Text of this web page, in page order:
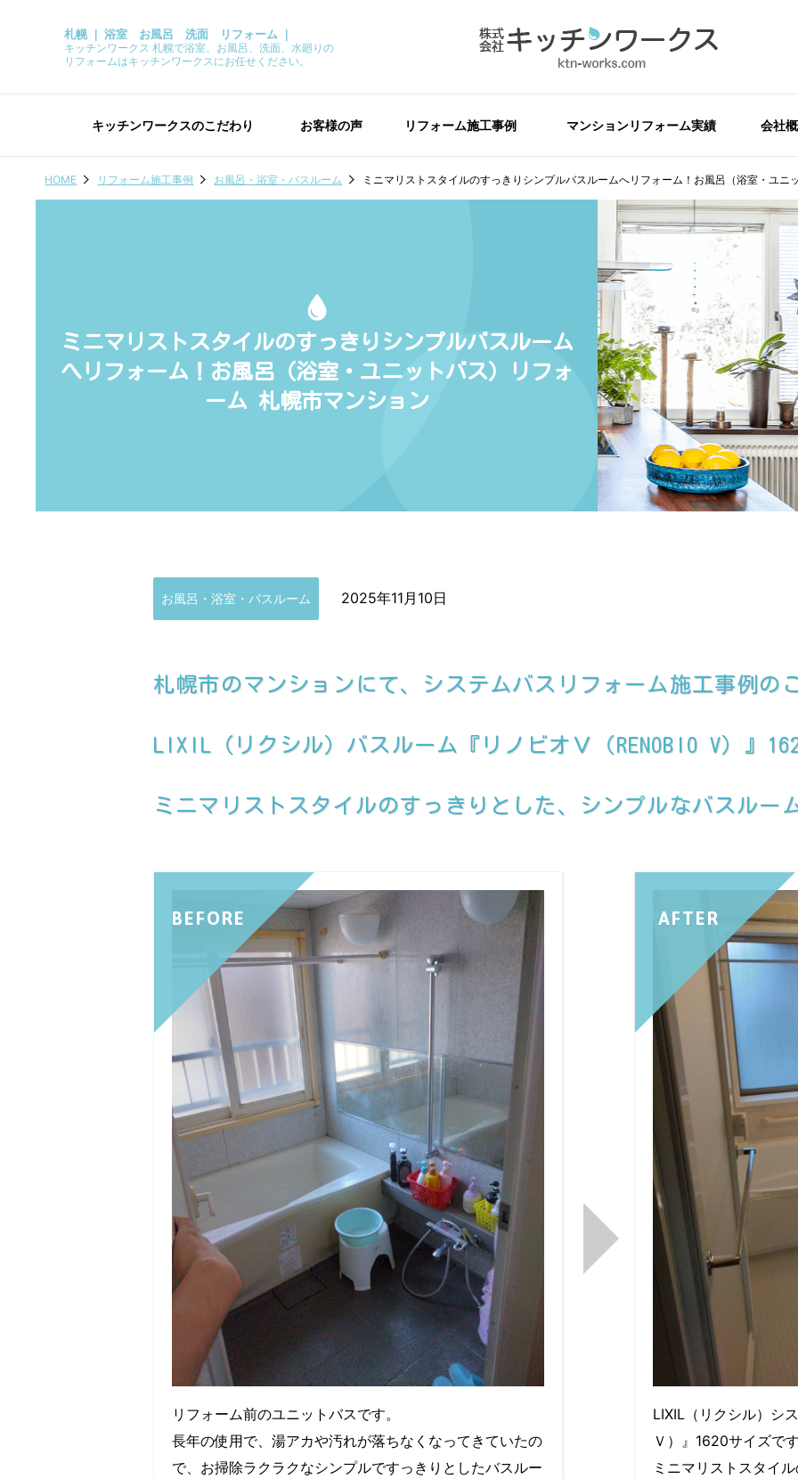
札幌 ｜ 浴室 お風呂 洗面 リフォーム ｜
キッチンワークス 札幌で浴室、お風呂、洗面、水廻りの
リフォームはキッチンワークスにお任せください。
キッチンワークスのこだわり お客様の声 リフォーム施工事例 マンションリフォーム実績 会社
HOME リフォーム施工事例 お風呂・浴室・バスルーム ミニマリストスタイルのすっきりシンプルバスルームへリフォーム！お風呂（浴室・ユニ
ミニマリストスタイルのすっきりシンプルバスルーム
へリフォーム！お風呂（浴室・ユニットバス）リフォ
ーム 札幌市マンション
お風呂・浴室・バスルーム 2025年11月10日
札幌市のマンションにて、システムバスリフォーム施工事例の
LIXIL（リクシル）バスルーム『リノビオＶ（RENOBIO V）』
ミニマリストスタイルのすっきりとした、シンプルなバスルー
BEFORE
リフォーム前のユニットバスです。
長年の使用で、湯アカや汚れが落ちなくなってきていたの
で、お掃除ラクラクなシンプルですっきりとしたバスルー
AFTER
LIXIL（リクシル）シ
Ｖ）』1620サイズで
ミニマリストスタイ